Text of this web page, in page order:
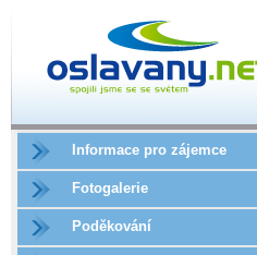
Informace pro zájemce
Fotogalerie
Poděkování